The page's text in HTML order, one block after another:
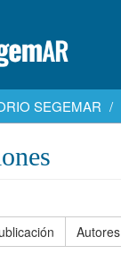
SEGEMAR
Autores